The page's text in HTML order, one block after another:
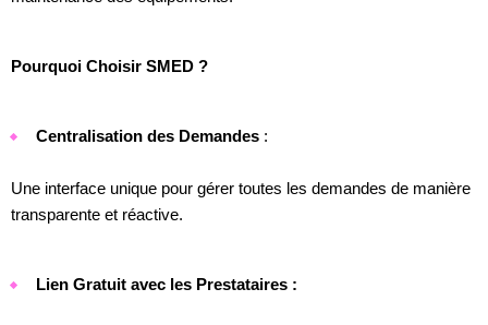
Pourquoi Choisir SMED ?
Centralisation des Demandes :
Une interface unique pour gérer toutes les demandes de manière
transparente et réactive.
Lien Gratuit avec les Prestataires :